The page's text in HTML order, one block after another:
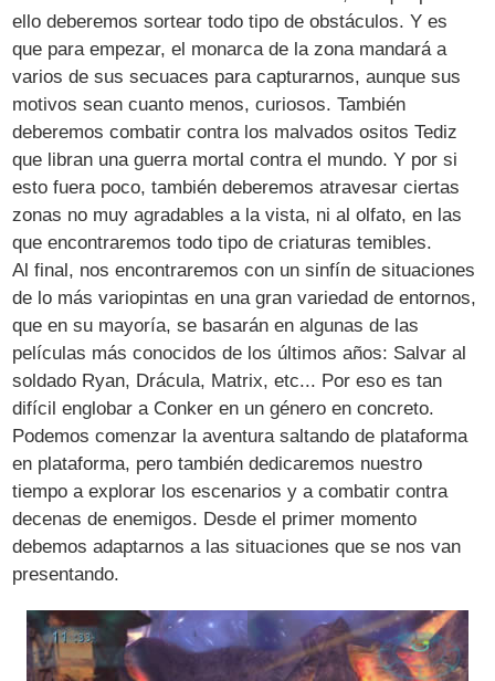
ello deberemos sortear todo tipo de obstáculos. Y es
que para empezar, el monarca de la zona mandará a
varios de sus secuaces para capturarnos, aunque sus
motivos sean cuanto menos, curiosos. También
deberemos combatir contra los malvados ositos Tediz
que libran una guerra mortal contra el mundo. Y por si
esto fuera poco, también deberemos atravesar ciertas
zonas no muy agradables a la vista, ni al olfato, en las
que encontraremos todo tipo de criaturas temibles.
Al final, nos encontraremos con un sinfín de situaciones
de lo más variopintas en una gran variedad de entornos,
que en su mayoría, se basarán en algunas de las
películas más conocidos de los últimos años: Salvar al
soldado Ryan, Drácula, Matrix, etc... Por eso es tan
difícil englobar a Conker en un género en concreto.
Podemos comenzar la aventura saltando de plataforma
en plataforma, pero también dedicaremos nuestro
tiempo a explorar los escenarios y a combatir contra
decenas de enemigos. Desde el primer momento
debemos adaptarnos a las situaciones que se nos van
presentando.